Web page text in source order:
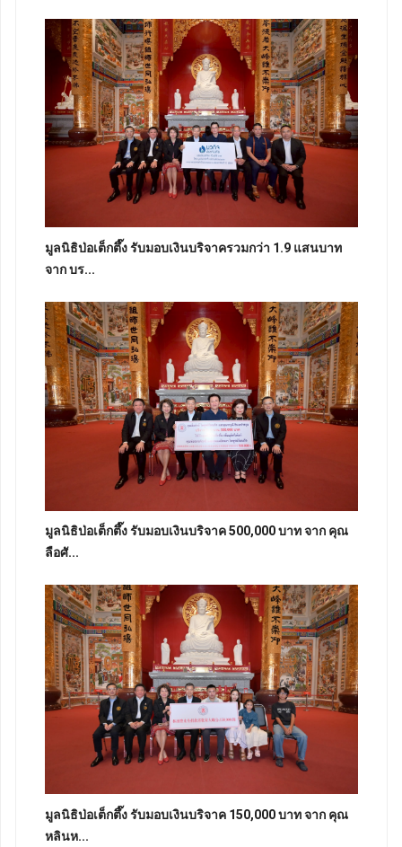
มูลนิธิป่อเต็กตึ๊ง รับมอบเงินบริจาครวมกว่า 1.9 แสนบาท
จาก บร...
มูลนิธิป่อเต็กตึ๊ง รับมอบเงินบริจาค 500,000 บาท จาก คุณ
ลือศั...
มูลนิธิป่อเต็กตึ๊ง รับมอบเงินบริจาค 150,000 บาท จาก คุณ
หลินห...